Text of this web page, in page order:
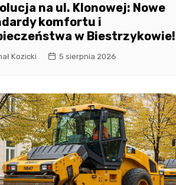
na ul. Klonowej: Nowe
komfortu i
w Biestrzykowie!
Kozicki 5 sierpnia 2026